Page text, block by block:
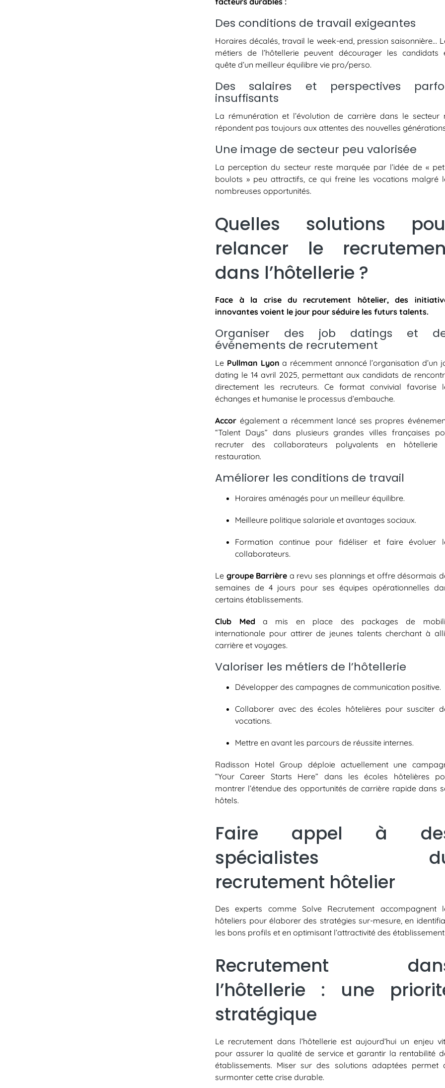
Des conditions de travail exigeantes
Horaires décalés, travail le week-end, pression saisonnière…
métiers de l’hôtellerie peuvent décourager les candidats
quête d’un meilleur équilibre vie pro/perso.
Des salaires et perspectives
insuffisants
La rémunération et l’évolution de carrière dans le secteur
répondent pas toujours aux attentes des nouvelles
Une image de secteur peu valorisée
La perception du secteur reste marquée par l’idée de «
boulots » peu attractifs, ce qui freine les vocations malgré
nombreuses opportunités.
Quelles solutions
relancer le
dans l’hôtellerie ?
Face à la crise du recrutement hôtelier, des
innovantes voient le jour pour séduire les futurs talents.
Organiser des job datings et
événements de recrutement
Le Pullman Lyon a récemment annoncé l’organisation d’un
dating le 14 avril 2025, permettant aux candidats de
directement les recruteurs. Ce format convivial favorise
échanges et humanise le processus d’embauche.
Accor également a récemment lancé ses propres
“Talent Days” dans plusieurs grandes villes françaises
recruter des collaborateurs polyvalents en hôtellerie
restauration.
Améliorer les conditions de travail
Horaires aménagés pour un meilleur équilibre.
Meilleure politique salariale et avantages sociaux.
Formation continue pour fidéliser et faire évoluer
collaborateurs.
Le groupe Barrière a revu ses plannings et offre désormais
semaines de 4 jours pour ses équipes opérationnelles
certains établissements.
Club Med a mis en place des packages de
internationale pour attirer de jeunes talents cherchant à
carrière et voyages.
Valoriser les métiers de l’hôtellerie
Développer des campagnes de communication positive.
Collaborer avec des écoles hôtelières pour susciter
vocations.
Mettre en avant les parcours de réussite internes.
Radisson Hotel Group déploie actuellement une
“Your Career Starts Here” dans les écoles hôtelières
montrer l’étendue des opportunités de carrière rapide dans
hôtels.
Faire appel à
spécialistes
recrutement hôtelier
Des experts comme Solve Recrutement accompagnent
hôteliers pour élaborer des stratégies sur-mesure, en
les bons profils et en optimisant l’attractivité des
Recrutement
l’hôtellerie : une
stratégique
Le recrutement dans l’hôtellerie est aujourd’hui un enjeu
pour assurer la qualité de service et garantir la rentabilité
établissements. Miser sur des solutions adaptées permet
surmonter cette crise durable.